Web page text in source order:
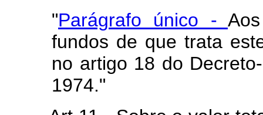
"Parágrafo único -
fundos de que trata
no artigo 18 do
1974."